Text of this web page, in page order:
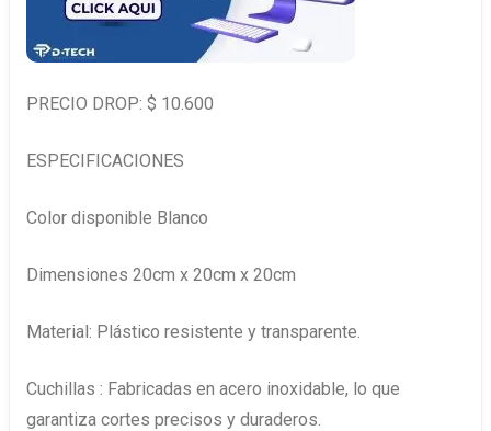
PRECIO DROP: $ 10.600
ESPECIFICACIONES
Color disponible Blanco
Dimensiones 20cm x 20cm x 20cm
Material: Plástico resistente y transparente.
Cuchillas : Fabricadas en acero inoxidable, lo que
garantiza cortes precisos y duraderos.